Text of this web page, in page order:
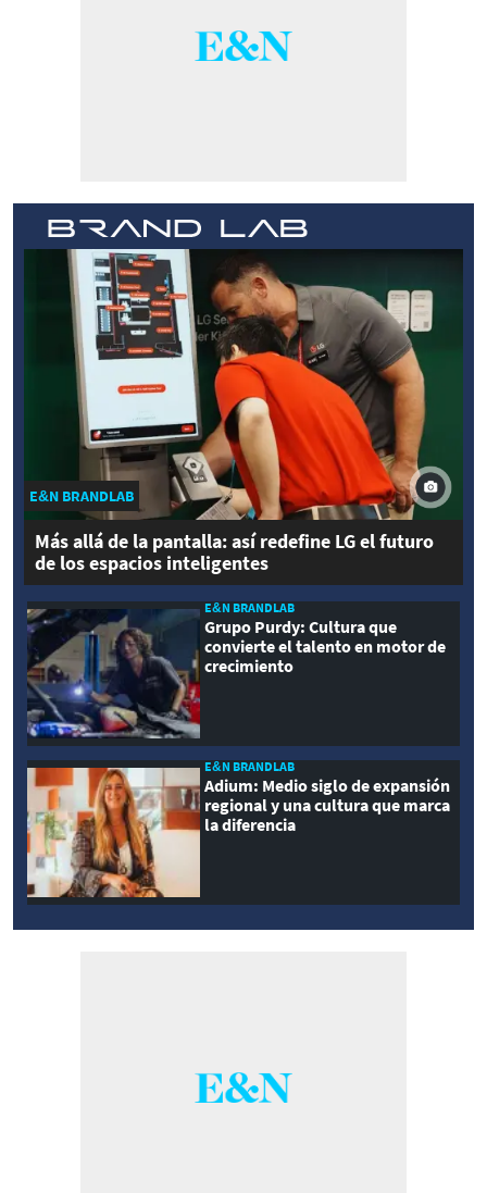
E&N BRANDLAB
Más allá de la pantalla: así redefine LG el futuro
de los espacios inteligentes
E&N BRANDLAB
Grupo Purdy: Cultura que
convierte el talento en motor de
crecimiento
E&N BRANDLAB
Adium: Medio siglo de expansión
regional y una cultura que marca
la diferencia